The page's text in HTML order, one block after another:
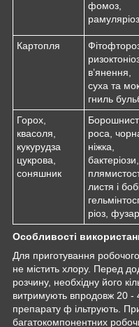
фомоз,
рамуляріоз
Картопля
в’янення,
суха та
гниль
Горох,
квасоля,
кукурудза
цукрова,
соняшник
роса,
ніжка,
бактеріози,
листя і
ріоз,
Особливості
Для приготування
не містить хлору. Перед
розчину, необхідну його
витримують впродовж 20
препарату ф ільтрують.
багатокомпонентних